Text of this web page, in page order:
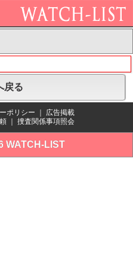
戻る
ポリシー
広告掲載
捜査関係事項照会
WATCH-LIST